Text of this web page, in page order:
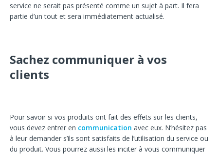
service ne serait pas présenté comme un sujet à part. Il fera
partie d’un tout et sera immédiatement actualisé.
Sachez communiquer à vos
clients
Pour savoir si vos produits ont fait des effets sur les clients,
vous devez entrer en communication avec eux. N’hésitez pas
à leur demander s’ils sont satisfaits de l’utilisation du service ou
du produit. Vous pourrez aussi les inciter à vous communiquer